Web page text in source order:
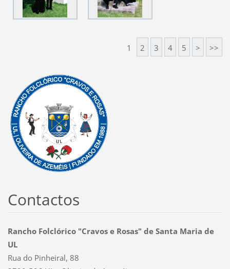
1 2 3 4 5 > >>
Contactos
Rancho Folclórico "Cravos e Rosas" de Santa Maria de
UL
Rua do Pinheiral, 88